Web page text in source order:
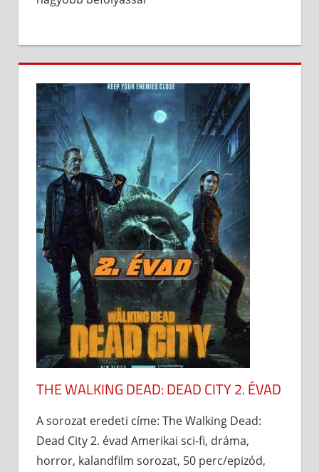
THE WALKING DEAD: DEAD CITY 2. ÉVAD
A sorozat eredeti címe: The Walking Dead:
Dead City 2. évad Amerikai sci-fi, dráma,
horror, kalandfilm sorozat, 50 perc/epizód,